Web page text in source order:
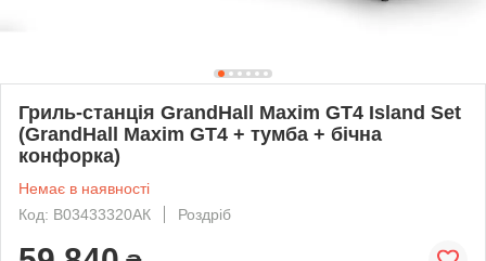
Гриль-станція GrandHall Maxim GT4 Island Set
(GrandHall Maxim GT4 + тумба + бічна
конфорка)
Немає в наявності
Код: В03433320AК
Роздріб